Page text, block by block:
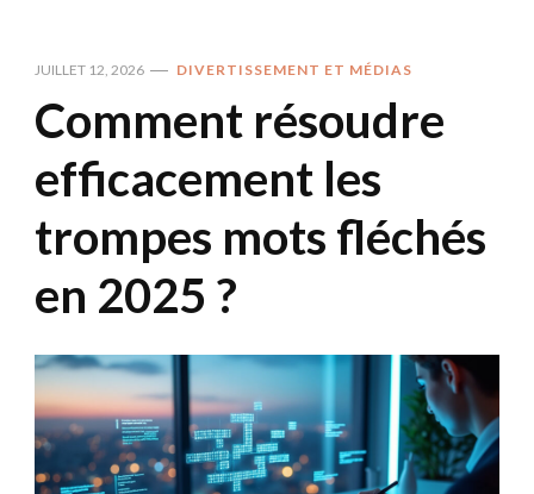
JUILLET 12, 2026 DIVERTISSEMENT ET MÉDIAS
Comment résoudre
efficacement les
trompes mots fléchés
en 2025 ?